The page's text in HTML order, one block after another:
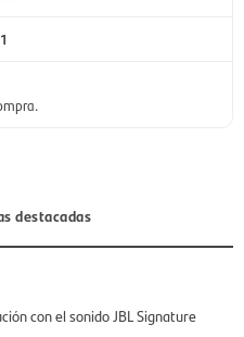
destacadas
con el sonido JBL Signature